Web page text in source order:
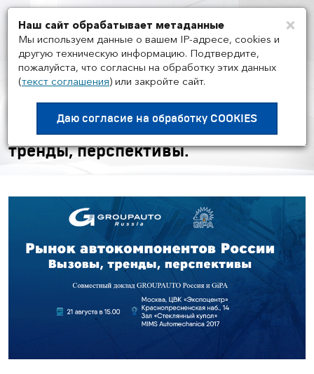
НОВОСТИ ГРУППЫ И РЫНКА
Конференция «Рынок
автокомпонентов в России: вызовы,
тренды, перспективы.
×
Наш сайт обрабатывает метаданные
Мы используем данные о вашем IP-адресе, cookies и
другую техническую информацию. Подтвердите,
пожалуйста, что согласны на обработку этих данных
(текст соглашения) или закройте сайт.
Даю согласие на обработку COOKIES